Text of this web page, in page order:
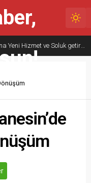
Bafra’da Otomobil Alım Satımına Yeni Hizmet ve Soluk getiriyoruz ; BAFRA OTO PAZARI Hizmete Hazırlanıyor